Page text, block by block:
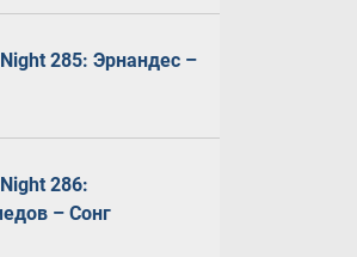
285: Эрнандес –
286:
– Сонг